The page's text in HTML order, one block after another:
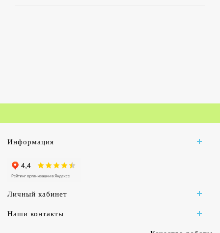
Информация
Личный кабинет
Наши контакты